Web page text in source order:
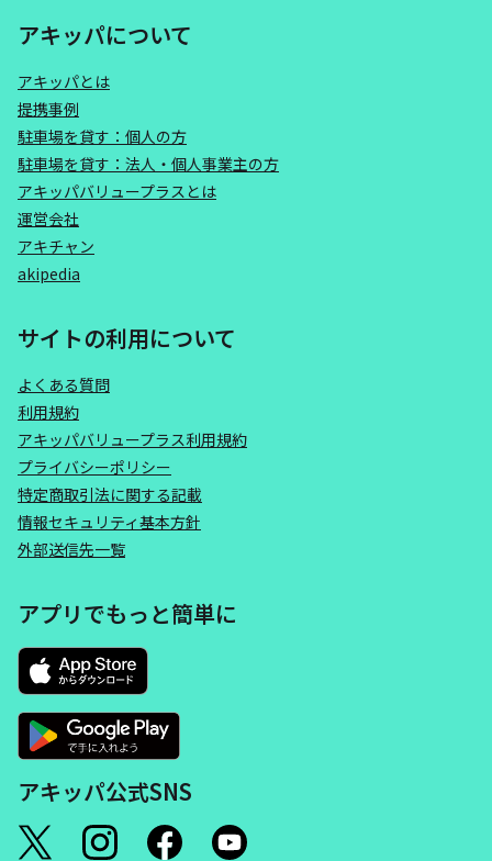
アキッパについて
アキッパとは
提携事例
駐車場を貸す：個人の方
駐車場を貸す：法人・個人事業主の方
アキッパバリュープラスとは
運営会社
アキチャン
akipedia
サイトの利用について
よくある質問
利用規約
アキッパバリュープラス利用規約
プライバシーポリシー
特定商取引法に関する記載
情報セキュリティ基本方針
外部送信先一覧
アプリでもっと簡単に
アキッパ公式SNS